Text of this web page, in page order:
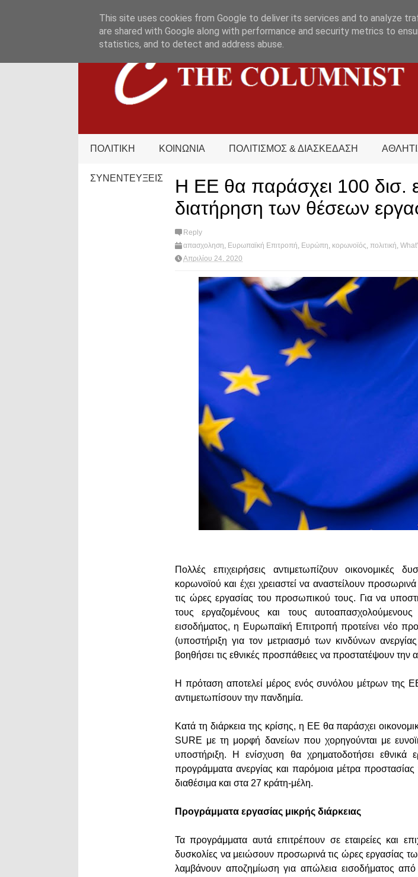
ΠΟΛΙΤΙΚΗ ΚΟΙΝΩΝΙΑ ΠΟΛΙΤΙΣΜΟΣ & ΔΙΑΣΚΕΔΑΣΗ
ΣΥΝΕΝΤΕΥΞΕΙΣ
Η ΕΕ θα παράσχει 100 δισ.
διατήρηση των θέσεων
Reply
απασχοληση Ευρωπαϊκή Επιτροπή Ευρώπη κορωνοϊός πολιτική
Απριλίου 24, 2020
Πολλές επιχειρήσεις αντιμετωπίζουν οικονομικές
κορωνοϊού και έχει χρειαστεί να αναστείλουν
τις ώρες εργασίας του προσωπικού τους. Για να
τους εργαζομένους και τους
εισοδήματος, η Ευρωπαϊκή Επιτροπή προτείνει νέο
(υποστήριξη για τον μετριασμό των κινδύνων
βοηθήσει τις εθνικές προσπάθειες να προστατέψουν την
Η πρόταση αποτελεί μέρος ενός συνόλου μέτρων της
αντιμετωπίσουν την πανδημία.
Κατά τη διάρκεια της κρίσης, η ΕΕ θα παράσχει
SURE με τη μορφή δανείων που χορηγούνται με
υποστήριξη. Η ενίσχυση θα χρηματοδοτήσει εθνικά
προγράμματα ανεργίας και παρόμοια μέτρα
διαθέσιμα και στα 27 κράτη-μέλη.
Προγράμματα εργασίας μικρής διάρκειας
Τα προγράμματα αυτά επιτρέπουν σε εταιρείες και
δυσκολίες να μειώσουν προσωρινά τις ώρες εργασίας
λαμβάνουν αποζημίωση για απώλεια εισοδήματος
This site uses cookies from Google to deliver its services and to analyze
are shared with Google along with performance and security metrics to
statistics, and to detect and address abuse.